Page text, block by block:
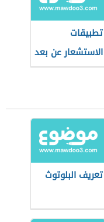
تطبيقات
الاستشعار عن بعد
تعريف البلوتوث